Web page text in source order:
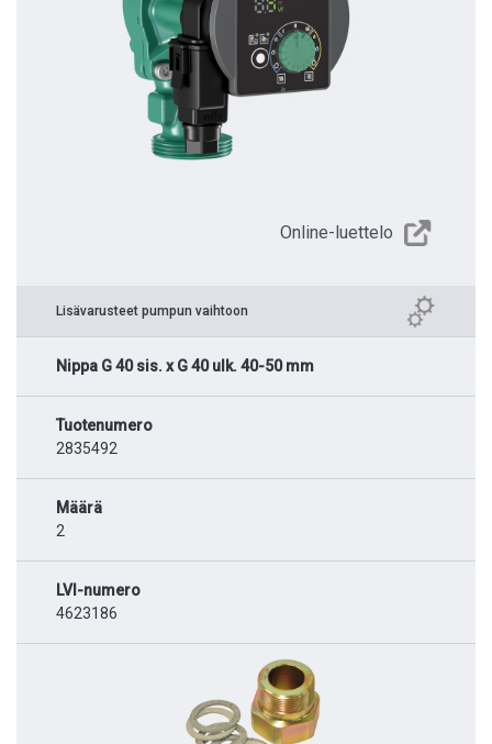
Online-luettelo
Lisävarusteet pumpun vaihtoon
Nippa G 40 sis. x G 40 ulk. 40-50 mm
Tuotenumero
2835492
Määrä
2
LVI-numero
4623186